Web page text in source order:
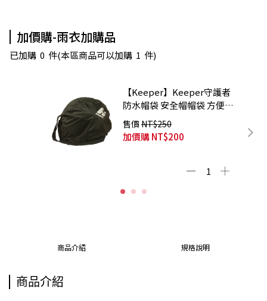
加價購-雨衣加購品
已加購 0 件(本區商品可以加購 1 件)
【Keeper】Keeper守護者
防水帽袋 安全帽帽袋 方便攜
帶 超大容量
售價 NT$250
加價購NT$200
商品介紹 規格說明
商品介紹